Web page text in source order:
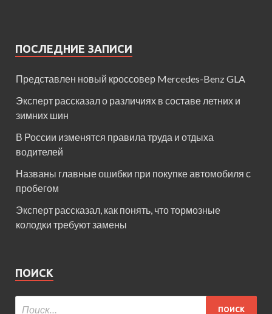
ПОСЛЕДНИЕ ЗАПИСИ
Представлен новый кроссовер Mercedes-Benz GLA
Эксперт рассказал о различиях в составе летних и
зимних шин
В России изменятся правила труда и отдыха
водителей
Названы главные ошибки при покупке автомобиля с
пробегом
Эксперт рассказал, как понять, что тормозные
колодки требуют замены
ПОИСК